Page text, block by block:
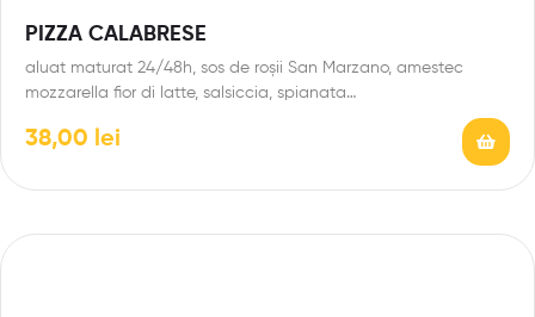
PIZZA CALABRESE
aluat maturat 24/48h, sos de roșii San Marzano, amestec
mozzarella fior di latte, salsiccia, spianata…
38,00 lei